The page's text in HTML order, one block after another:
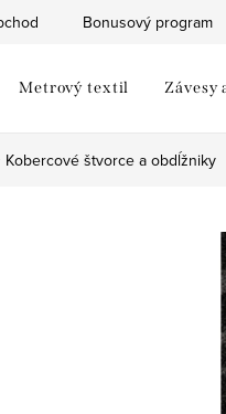
Bonusový program
Metrový textil Závesy
Kobercové štvorce a obdĺžniky